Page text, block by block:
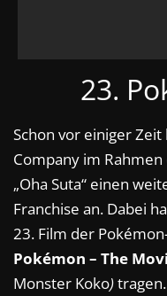
23.
Schon vor einiger
Company im
„Oha Suta“ einen
Franchise an. Dabei
23. Film der
Pokémon – The
Monster Koko)